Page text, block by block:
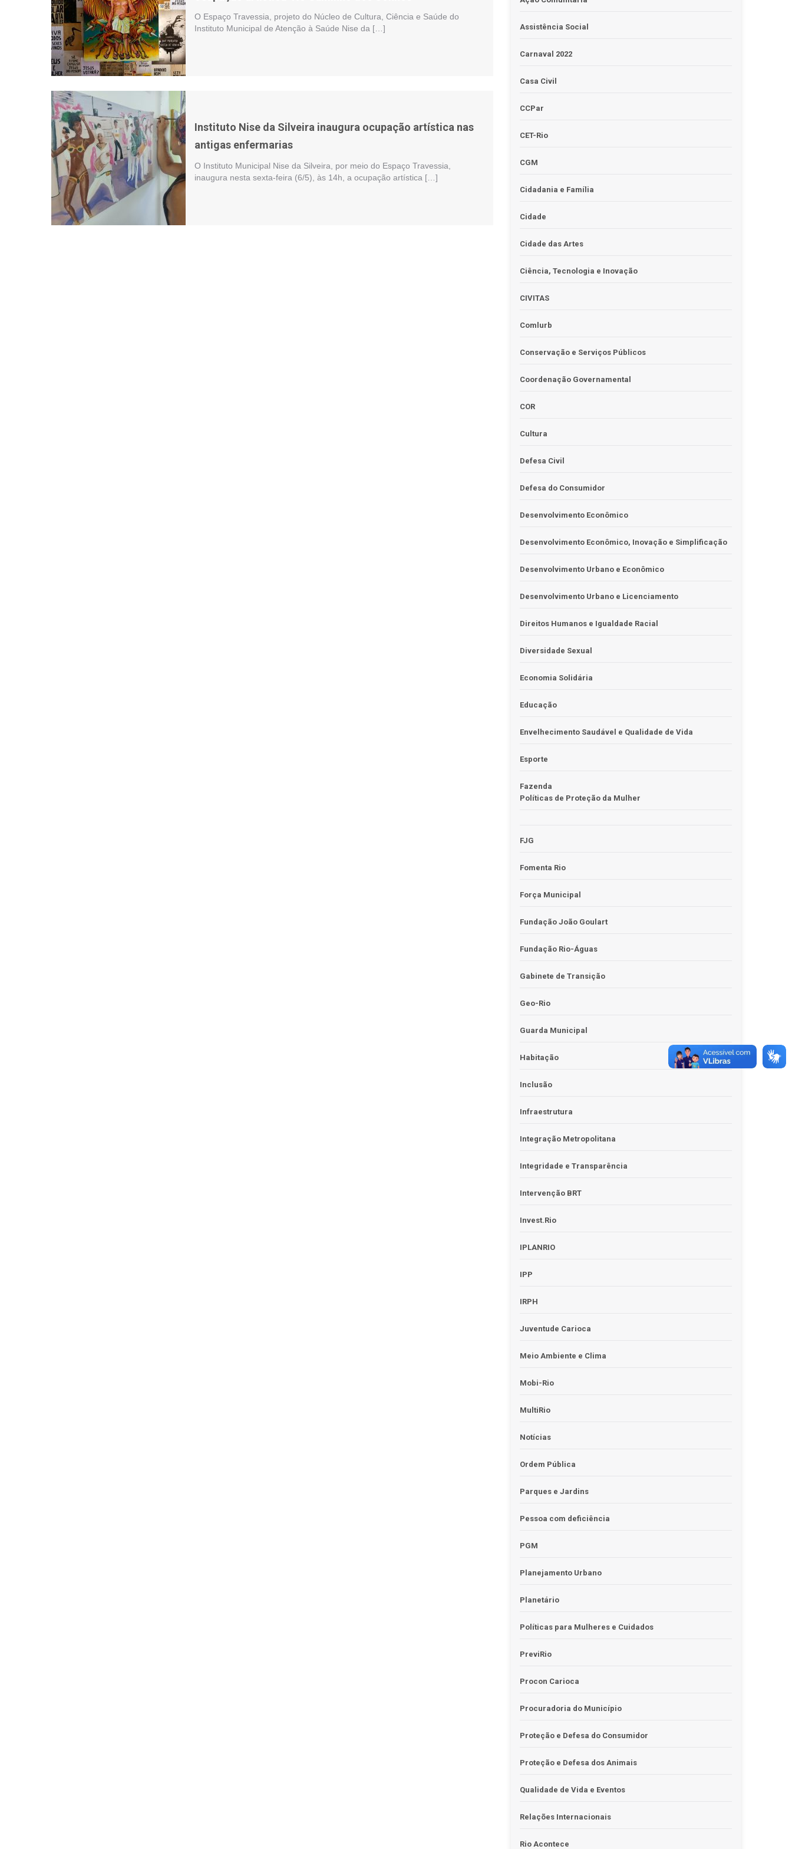
O Espaço Travessia, projeto do Núcleo de Cultura, Ciência e Saúde do
Instituto Municipal de Atenção à Saúde Nise da […]
Instituto Nise da Silveira inaugura ocupação artística nas
antigas enfermarias
O Instituto Municipal Nise da Silveira, por meio do Espaço Travessia,
inaugura nesta sexta-feira (6/5), às 14h, a ocupação artística […]
Assistência Social
Carnaval 2022
Casa Civil
CCPar
CET-Rio
CGM
Cidadania e Família
Cidade
Cidade das Artes
Ciência, Tecnologia e Inovação
CIVITAS
Comlurb
Conservação e Serviços Públicos
Coordenação Governamental
COR
Cultura
Defesa Civil
Defesa do Consumidor
Desenvolvimento Econômico
Desenvolvimento Econômico, Inovação e Simplificação
Desenvolvimento Urbano e Econômico
Desenvolvimento Urbano e Licenciamento
Direitos Humanos e Igualdade Racial
Diversidade Sexual
Economia Solidária
Educação
Envelhecimento Saudável e Qualidade de Vida
Esporte
Fazenda
Políticas de Proteção da Mulher
FJG
Fomenta Rio
Força Municipal
Fundação João Goulart
Fundação Rio-Águas
Gabinete de Transição
Geo-Rio
Guarda Municipal
Habitação
Inclusão
Infraestrutura
Integração Metropolitana
Integridade e Transparência
Intervenção BRT
Invest.Rio
IPLANRIO
IPP
IRPH
Juventude Carioca
Meio Ambiente e Clima
Mobi-Rio
MultiRio
Notícias
Ordem Pública
Parques e Jardins
Pessoa com deficiência
PGM
Planejamento Urbano
Planetário
Políticas para Mulheres e Cuidados
PreviRio
Procon Carioca
Procuradoria do Município
Proteção e Defesa do Consumidor
Proteção e Defesa dos Animais
Qualidade de Vida e Eventos
Relações Internacionais
Rio Acontece